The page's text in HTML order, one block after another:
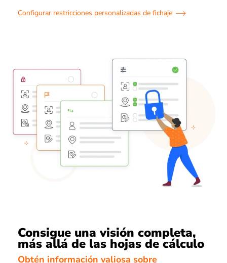
Configurar restricciones personalizadas de fichaje
Consigue una visión completa,
más allá de las hojas de cálculo
Obtén información valiosa sobre